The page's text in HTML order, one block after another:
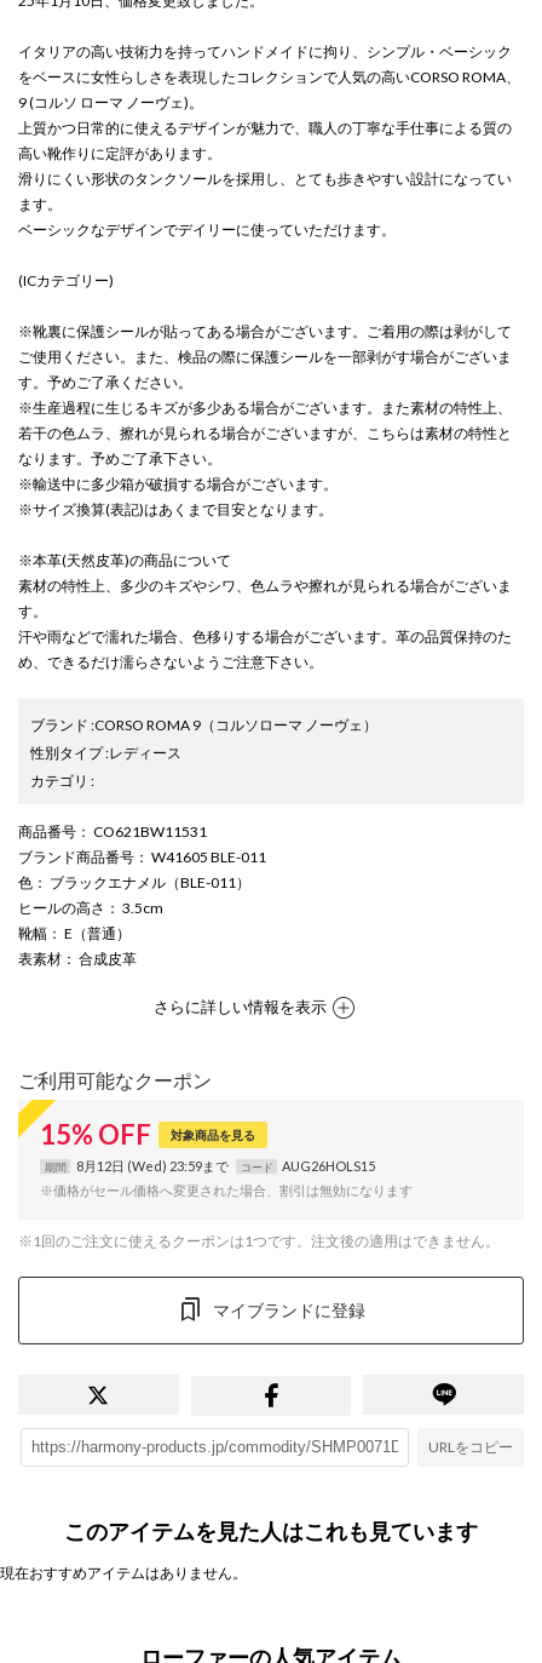
イタリアの高い技術力を持ってハンドメイドに拘り、シンプル・ベーシック
をベースに女性らしさを表現したコレクションで人気の高いCORSO ROMA、
9 (コルソ ローマ ノーヴェ)。
上質かつ日常的に使えるデザインが魅力で、職人の丁寧な手仕事による質の
高い靴作りに定評があります。
滑りにくい形状のタンクソールを採用し、とても歩きやすい設計になってい
ます。
ベーシックなデザインでデイリーに使っていただけます。
(ICカテゴリー)
※靴裏に保護シールが貼ってある場合がございます。ご着用の際は剥がして
ご使用ください。また、検品の際に保護シールを一部剥がす場合がございま
す。予めご了承ください。
※生産過程に生じるキズが多少ある場合がございます。また素材の特性上、
若干の色ムラ、擦れが見られる場合がございますが、こちらは素材の特性と
なります。予めご了承下さい。
※輸送中に多少箱が破損する場合がございます。
※サイズ換算(表記)はあくまで目安となります。
※本革(天然皮革)の商品について
素材の特性上、多少のキズやシワ、色ムラや擦れが見られる場合がございま
す。
汗や雨などで濡れた場合、色移りする場合がございます。革の品質保持のた
め、できるだけ濡らさないようご注意下さい。
ブランド :CORSO ROMA 9 （コルソローマ ノーヴェ）
性別タイプ:レディース
カテゴリ :
商品番号 ： CO621BW11531
ブランド商品番号 ： W41605 BLE-011
色 ： ブラックエナメル（BLE-011）
ヒールの高さ ： 3.5cm
靴幅 ： E（普通）
表素材 ： 合成皮革
さらに詳しい情報を表示
ご利用可能なクーポン
15% OFF 対象商品を見る
期間 8月12日 (Wed) 23:59まで コード
AUG26HOLS15
※価格がセール価格へ変更された場合、割引は無効になります
※1回のご注文に使えるクーポンは1つです。注文後の適用はできません。
マイブランドに登録
URLをコピー
このアイテムを見た人はこれも見ています
現在おすすめアイテムはありません。
ローファーの人気アイテム